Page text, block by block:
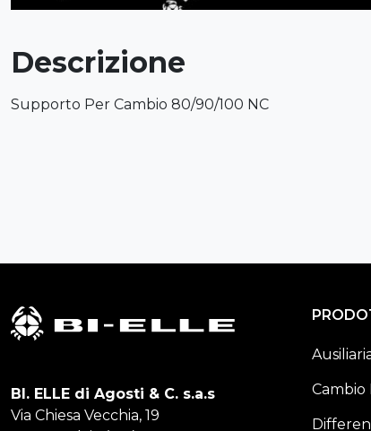
Descrizione
Supporto Per Cambio 80/90/100 NC
BI. ELLE di Agosti & C. s.a.s
Via Chiesa Vecchia, 19
Cambio